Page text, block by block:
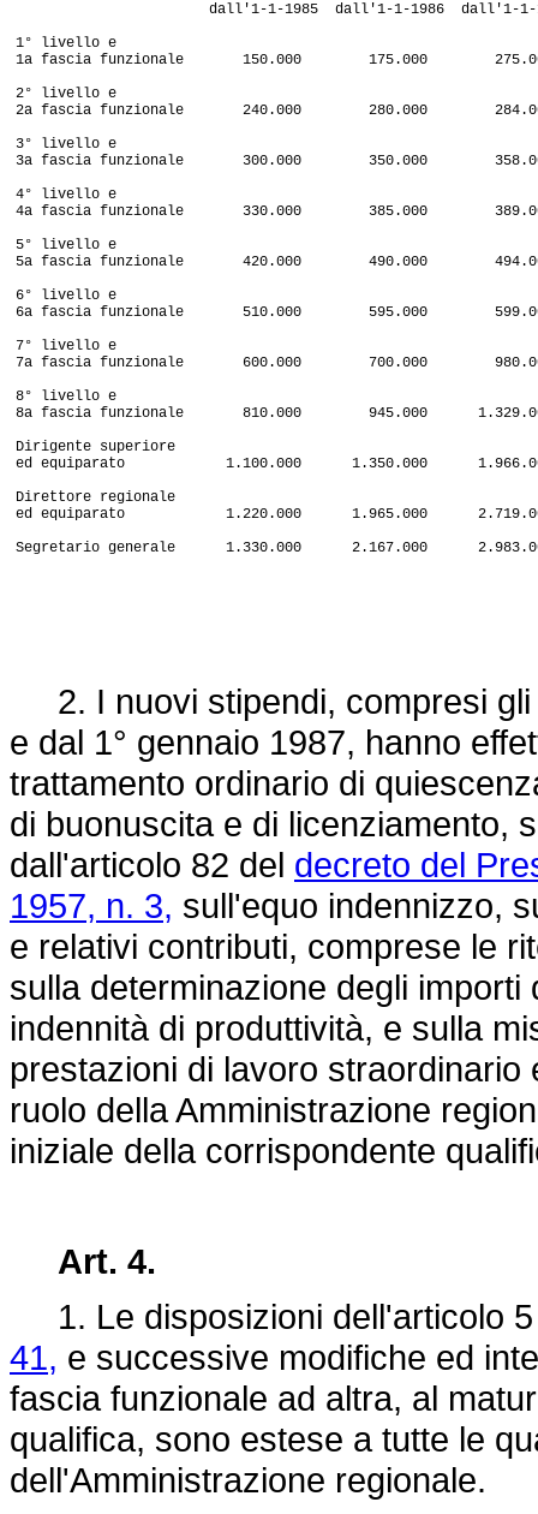
dall'1-1-1985 dall'1-1-1986 dall'1-1-
1° livello e
1a fascia funzionale 150.000 175.000
2° livello e
2a fascia funzionale 240.000 280.000
3° livello e
3a fascia funzionale 300.000 350.000
4° livello e
4a fascia funzionale 330.000 385.000
5° livello e
5a fascia funzionale 420.000 490.000
6° livello e
6a fascia funzionale 510.000 595.000
7° livello e
7a fascia funzionale 600.000 700.000
8° livello e
8a fascia funzionale 810.000 945.000
Dirigente superiore
ed equiparato 1.100.000 1.350.000
Direttore regionale
ed equiparato 1.220.000 1.965.000
Segretario generale 1.330.000 2.167.000
2. I nuovi stipendi, compresi gli
e dal 1° gennaio 1987, hanno
trattamento ordinario di
di buonuscita e di licenziamento,
dall'articolo 82 del decreto del
1957, n. 3, sull'equo indennizzo,
e relativi contributi, comprese le
sulla determinazione degli
indennità di produttività, e sulla
prestazioni di lavoro
ruolo della Amministrazione
iniziale della corrispondente
Art. 4.
1. Le disposizioni dell'articolo
41, e successive modifiche ed
fascia funzionale ad altra, al
qualifica, sono estese a tutte le
dell'Amministrazione regionale.